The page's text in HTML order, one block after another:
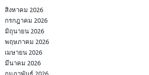
สิงหาคม 2026
กรกฎาคม 2026
มิถุนายน 2026
พฤษภาคม 2026
เมษายน 2026
มีนาคม 2026